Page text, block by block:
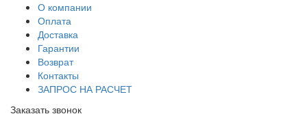
О компании
Оплата
Доставка
Гарантии
Возврат
Контакты
ЗАПРОС НА РАСЧЕТ
Заказать звонок